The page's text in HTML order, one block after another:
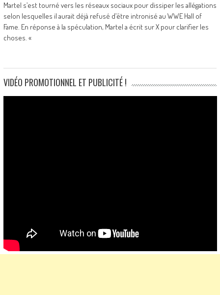
Martel s’est tourné vers les réseaux sociaux pour dissiper les allégations
selon lesquelles il aurait déjà refusé d’être intronisé au WWE Hall of
Fame. En réponse à la spéculation, Martel a écrit sur X pour clarifier les
choses. «
VIDÉO PROMOTIONNEL ET PUBLICITÉ !